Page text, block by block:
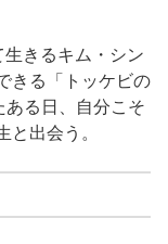
生きるキム・シン
きる「トッケビの
る日、自分こそ
と出会う。